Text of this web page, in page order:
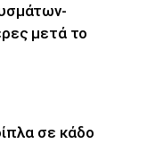
μετά το
σε κάδο